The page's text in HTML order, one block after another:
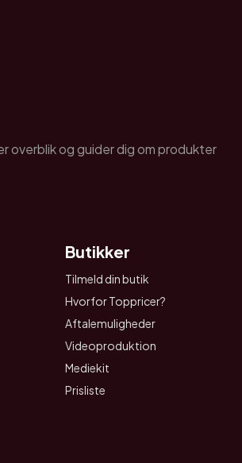
Butikker
Tilmeld din butik
Hvorfor Toppricer?
Aftalemuligheder
Videoproduktion
Mediekit
Prisliste